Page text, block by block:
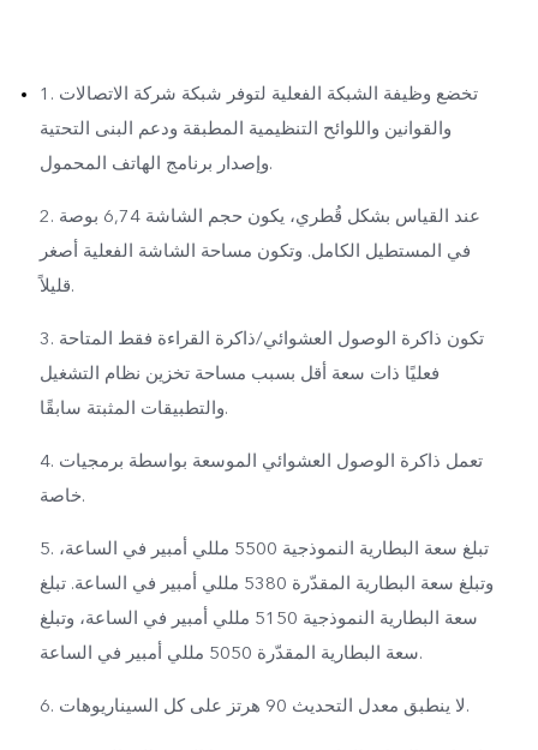
1. تخضع وظيفة الشبكة الفعلية لتوفر شبكة شركة الاتصالات
والقوانين واللوائح التنظيمية المطبقة ودعم البنى التحتية
وإصدار برنامج الهاتف المحمول.
2. عند القياس بشكل قُطري، يكون حجم الشاشة 6,74 بوصة
في المستطيل الكامل. وتكون مساحة الشاشة الفعلية أصغر
قليلاً.
3. تكون ذاكرة الوصول العشوائي/ذاكرة القراءة فقط المتاحة
فعليًا ذات سعة أقل بسبب مساحة تخزين نظام التشغيل
والتطبيقات المثبتة سابقًا.
4. تعمل ذاكرة الوصول العشوائي الموسعة بواسطة برمجيات
خاصة.
5. تبلغ سعة البطارية النموذجية 5500 مللي أمبير في الساعة،
وتبلغ سعة البطارية المقدّرة 5380 مللي أمبير في الساعة. تبلغ
سعة البطارية النموذجية 5150 مللي أمبير في الساعة، وتبلغ
سعة البطارية المقدّرة 5050 مللي أمبير في الساعة.
6. لا ينطبق معدل التحديث 90 هرتز على كل السيناريوهات.